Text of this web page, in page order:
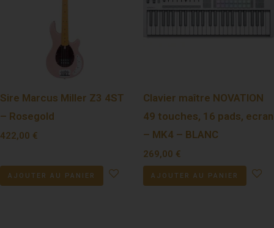
Sire Marcus Miller Z3 4ST
– Rosegold
422,00 €
AJOUTER AU PANIER
Clavier maître NOVATION
49 touches, 16 pads, ecran
– MK4 – BLANC
269,00 €
AJOUTER AU PANIER